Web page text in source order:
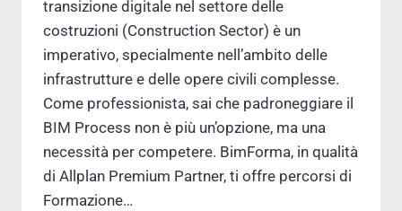
transizione digitale nel settore delle
costruzioni (Construction Sector) è un
imperativo, specialmente nell’ambito delle
infrastrutture e delle opere civili complesse.
Come professionista, sai che padroneggiare il
BIM Process non è più un’opzione, ma una
necessità per competere. BimForma, in qualità
di Allplan Premium Partner, ti offre percorsi di
Formazione…